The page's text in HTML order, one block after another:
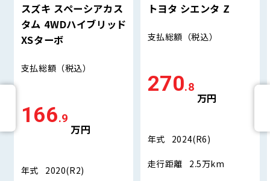
スズキ スペーシアカス
タム 4WDハイブリッド
XSターボ
支払総額 （税込）
166.9
万円
年式 2020(R2)
トヨタ シエンタ Z
支払総額 （税込）
270.8
万円
年式 2024(R6)
走行距離 2.5万km